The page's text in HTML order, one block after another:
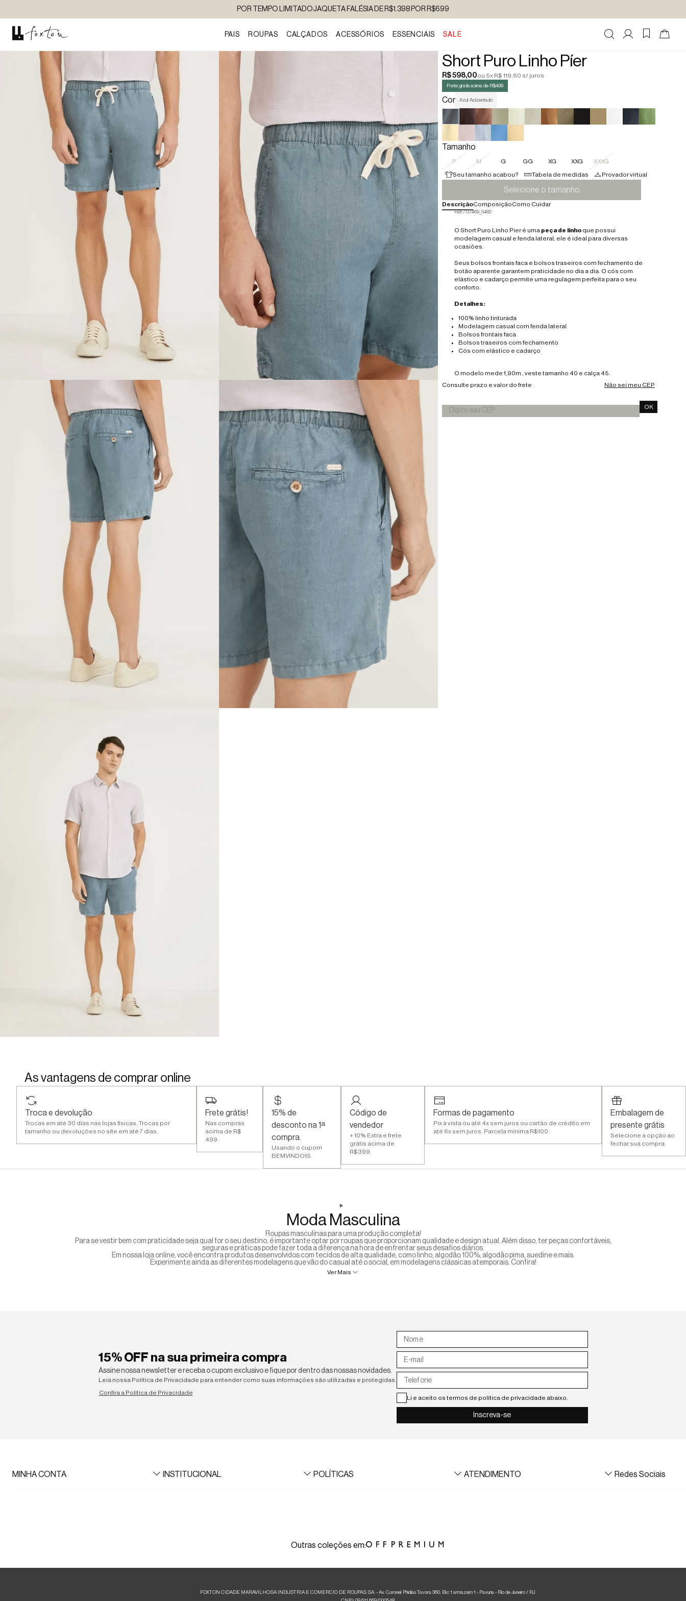
POR TEMPO LIMITADOJAQUETA FALÉSIA DE R$1.398 POR R$699
PAIS ROUPAS CALÇADOS ACESSÓRIOS ESSENCIAIS SALE
SHORTS SHORT LINHO
Short Puro Linho Píer
R$ 598,00ou 5x R$ 119,60 s/ juros
Frete grátis acima de R$499
Cor Azul Acizentado
Tamanho
P M G GG XG XXG XXXG
Seu tamanho acabou? Tabela de medidas Provador virtual
Selecione o tamanho
DescriçãoComposiçãoComo Cuidar
Ref:7.07469_5482
O Short Puro Linho Pier é uma peça de linho que possui
modelagem casual e fenda lateral, ele é ideal para diversas
ocasiões.
Seus bolsos frontais faca e bolsos traseiros com fechamento de
botão aparente garantem praticidade no dia a dia. O cós com
elástico e cadarço permite uma regulagem perfeita para o seu
conforto.
Detalhes:
100% linho tinturada
Modelagem casual com fenda lateral
Bolsos frontais faca
Bolsos traseiros com fechamento
Cós com elástico e cadarço
O modelo mede 1,90m , veste tamanho 40 e calça 45.
Consulte prazo e valor do frete
Não sei meu CEP
OK
As vantagens de comprar online
Troca e devolução
Trocas em até 30 dias nas lojas físicas. Trocas por
tamanho ou devoluções no site em até 7 dias.
Frete grátis!
Nas compras
acima de R$
499.
15% de
desconto na 1ª
compra.
Usando o cupom
BEMVINDO15.
Código de
vendedor
+ 10% Extra e frete
grátis acima de
R$399.
Formas de pagamento
Pix à vista ou até 4x sem juros ou cartão de crédito em
até 6x sem juros. Parcela mínima R$100.
Embalagem de
presente grátis
Selecione a opção ao
fechar sua compra.
Moda Masculina
Roupas masculinas para uma produção completa!
Para se vestir bem com praticidade seja qual for o seu destino, é importante optar por roupas que proporcionam qualidade e design atual. Além disso, ter peças confortáveis,
seguras e práticas pode fazer toda a diferença na hora de enfrentar seus desafios diários.
Em nossa loja online, você encontra produtos desenvolvidos com tecidos de alta qualidade, como linho, algodão 100%, algodão pima, suedine e mais.
Experimente ainda as diferentes modelagens que vão do casual até o social, em modelagens clássicas atemporais. Confira!
Ver Mais
15% OFF na sua primeira compra
Assine nossa newsletter e receba o cupom exclusivo e fique por dentro das nossas novidades.
Leia nossa Política de Privacidade para entender como suas informações são utilizadas e protegidas.
Confira a Política de Privacidade
Li e aceito os termos de política de privacidade abaixo.
Inscreva-se
MINHA CONTA INSTITUCIONAL POLÍTICAS
Formas de Entrega
ATENDIMENTO Redes Sociais
Outras coleções em:
FOXTON CIDADE MARAVILHOSA INDUSTRIA E COMERCIO DE ROUPAS SA. - Av. Coronel Phidias Tavora 360, Blc 1 armazém 1 - Pavuna - Rio de Janeiro / RJ